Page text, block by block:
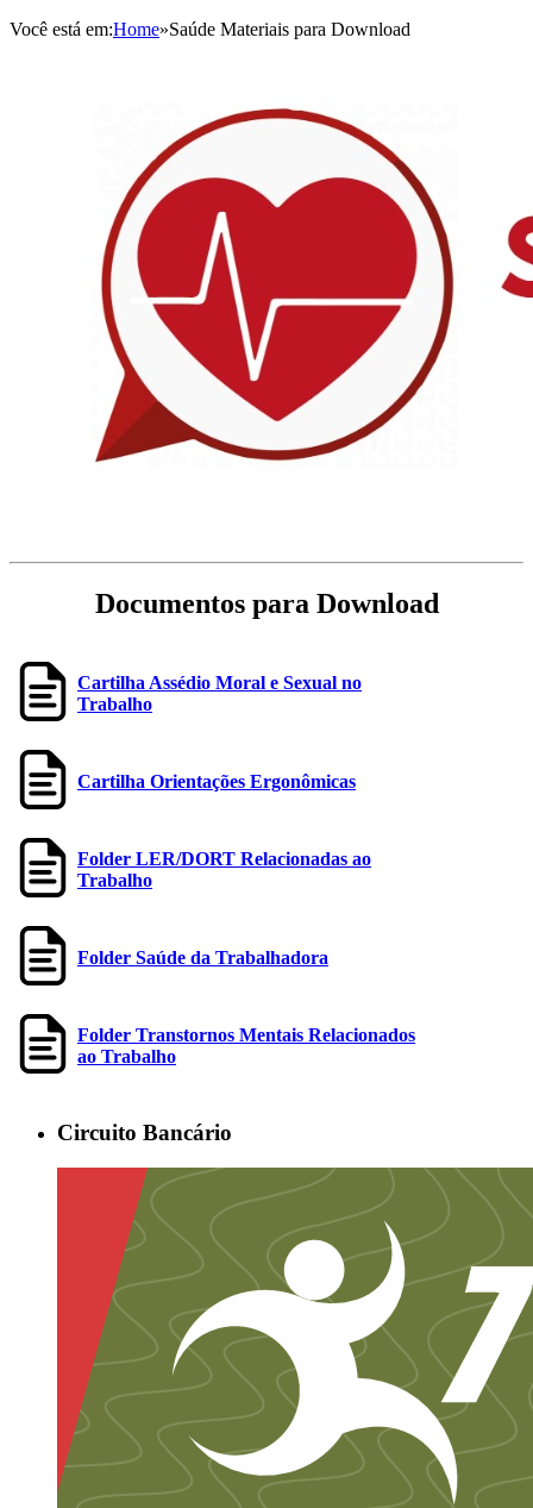
Você está em:Home»Saúde Materiais para Download
Documentos para Download
Cartilha Assédio Moral e Sexual no
Trabalho
Cartilha Orientações Ergonômicas
Folder LER/DORT Relacionadas ao
Trabalho
Folder Saúde da Trabalhadora
Folder Transtornos Mentais Relacionados
ao Trabalho
Circuito Bancário